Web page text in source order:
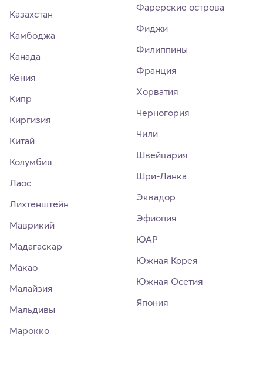
Казахстан
Камбоджа
Канада
Кения
Кипр
Киргизия
Китай
Колумбия
Лаос
Лихтенштейн
Маврикий
Мадагаскар
Макао
Малайзия
Мальдивы
Марокко
Фарерские острова
Фиджи
Филиппины
Франция
Хорватия
Черногория
Чили
Швейцария
Шри-Ланка
Эквадор
Эфиопия
ЮАР
Южная Корея
Южная Осетия
Япония